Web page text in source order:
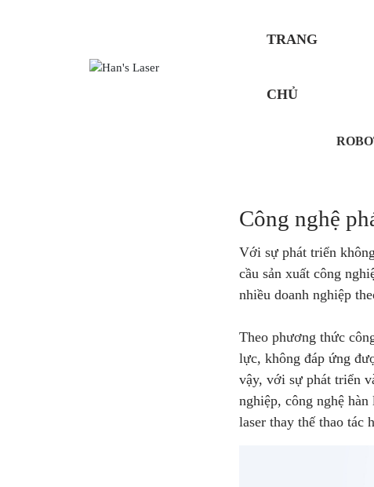
TRANG
CHỦ
Công nghệ
Với sự phát triển
cầu sản xuất công
nhiều doanh nghiệp
Theo phương thức
lực, không đáp ứng
vậy, với sự phát triển
nghiệp, công nghệ
laser thay thế thao tác